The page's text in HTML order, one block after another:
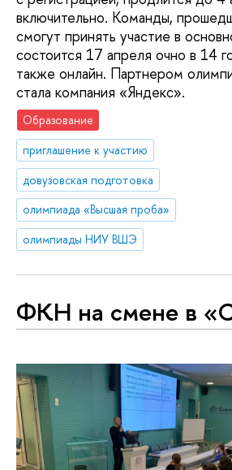
включительно. Команды,
смогут принять участие в
состоится 17 апреля очно в 14
также онлайн. Партнером
стала компания «Яндекс».
Образование
приглашение к участию
довузовская подготовка
олимпиада «Высшая проба»
олимпиады НИУ ВШЭ
ФКН на смене в